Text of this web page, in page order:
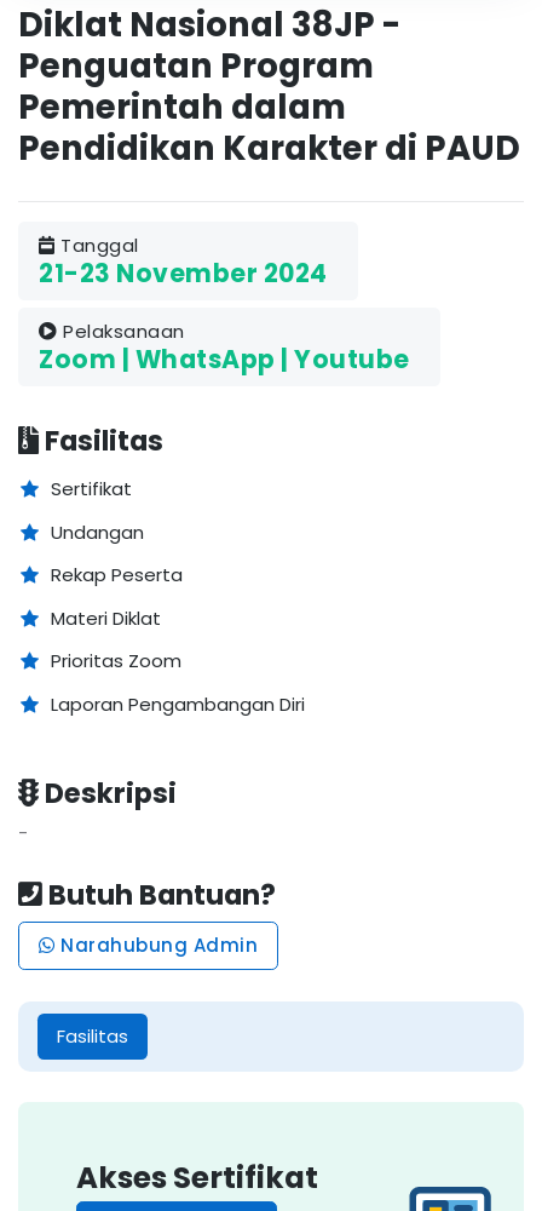
Diklat Nasional 38JP -
Penguatan Program
Pemerintah dalam
Pendidikan Karakter di PAUD
Tanggal
21-23 November 2024
Pelaksanaan
Zoom | WhatsApp | Youtube
Fasilitas
Sertifikat
Undangan
Rekap Peserta
Materi Diklat
Prioritas Zoom
Laporan Pengambangan Diri
Deskripsi
-
Butuh Bantuan?
Narahubung Admin
Fasilitas
Akses Sertifikat